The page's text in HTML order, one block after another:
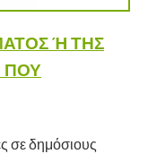
Ή ΤΗΣ Κ
Π
σε δημόσιους